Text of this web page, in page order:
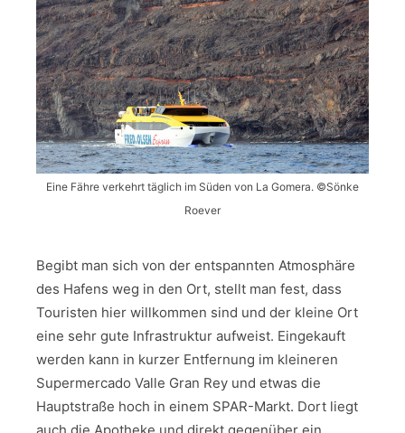
Eine Fähre verkehrt täglich im Süden von La Gomera. ©Sönke
Roever
Begibt man sich von der entspannten Atmosphäre
des Hafens weg in den Ort, stellt man fest, dass
Touristen hier willkommen sind und der kleine Ort
eine sehr gute Infrastruktur aufweist. Eingekauft
werden kann in kurzer Entfernung im kleineren
Supermercado Valle Gran Rey und etwas die
Hauptstraße hoch in einem SPAR-Markt. Dort liegt